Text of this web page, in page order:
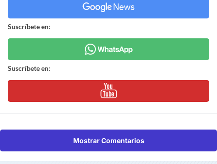
Suscríbete en:
Suscríbete en:
Mostrar Comentarios